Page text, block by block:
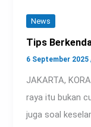
News
Tips
6 September 2025
JAKARTA,
raya itu bukan
juga soal